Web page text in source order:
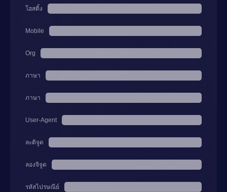
โฮสติ้ง
Mobile
Org
ภาษา
ภาษา
User-Agent
ละติจูด
ลองจิจูด
รหัสไปรษณีย์